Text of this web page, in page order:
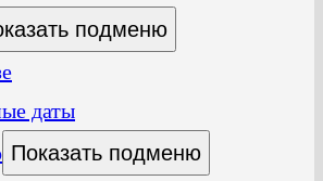
подменю
даты
Показать подменю